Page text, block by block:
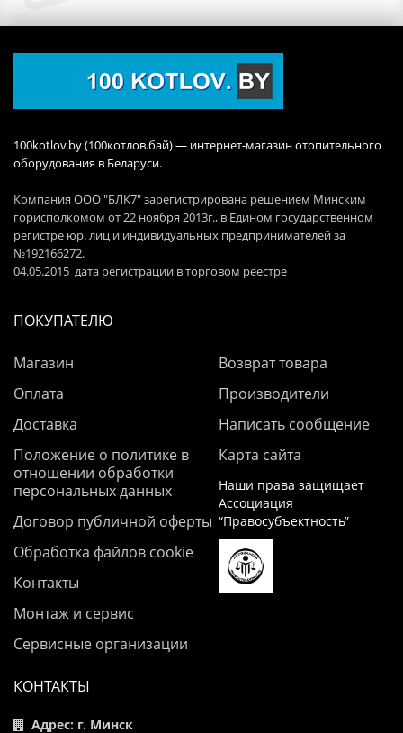
100kotlov.by (100котлов.бай) — интернет-магазин отопительного
оборудования в Беларуси.
Компания ООО "БЛК7" зарегистрирована решением Минским
горисполкомом от 22 ноября 2013г., в Едином государственном
регистре юр. лиц и индивидуальных предпринимателей за
№192166272.
04.05.2015 дата регистрации в торговом реестре
ПОКУПАТЕЛЮ
Магазин
Оплата
Доставка
Положение о политике в
отношении обработки
персональных данных
Договор публичной оферты
Обработка файлов cookie
Контакты
Монтаж и сервис
Сервисные организации
Возврат товара
Производители
Написать сообщение
Карта сайта
Наши права защищает
Ассоциация
“Правосубъектность”
КОНТАКТЫ
Адрес: г. Минск